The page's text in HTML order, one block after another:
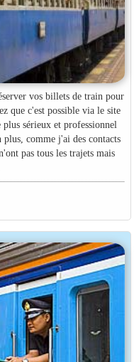
vos billets de train pour
que c'est possible via le site
sérieux et professionnel
comme j'ai des contacts
pas tous les trajets mais